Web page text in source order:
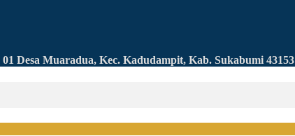
Desa Muaradua, Kec. Kadudampit, Kab. Sukabumi 43153